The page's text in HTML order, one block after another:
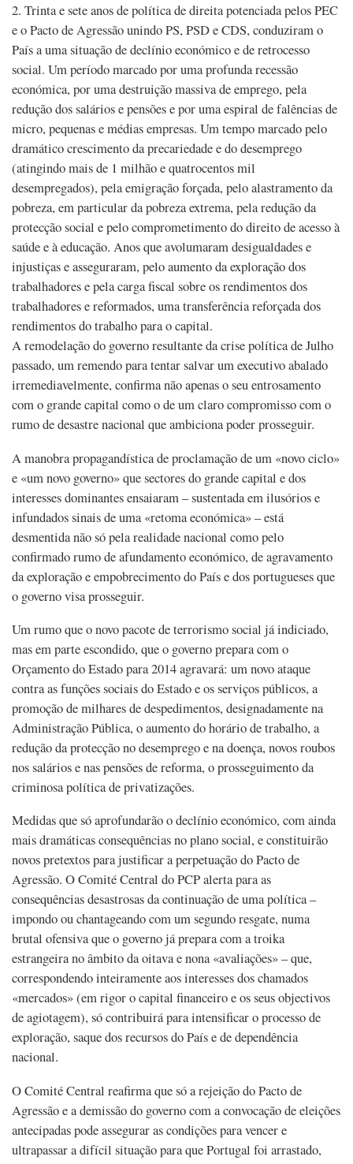
2. Trinta e sete anos de política de direita potenciada pelos PEC
e o Pacto de Agressão unindo PS, PSD e CDS, conduziram o
País a uma situação de declínio económico e de retrocesso
social. Um período marcado por uma profunda recessão
económica, por uma destruição massiva de emprego, pela
redução dos salários e pensões e por uma espiral de falências de
micro, pequenas e médias empresas. Um tempo marcado pelo
dramático crescimento da precariedade e do desemprego
(atingindo mais de 1 milhão e quatrocentos mil
desempregados), pela emigração forçada, pelo alastramento da
pobreza, em particular da pobreza extrema, pela redução da
protecção social e pelo comprometimento do direito de acesso à
saúde e à educação. Anos que avolumaram desigualdades e
injustiças e asseguraram, pelo aumento da exploração dos
trabalhadores e pela carga fiscal sobre os rendimentos dos
trabalhadores e reformados, uma transferência reforçada dos
rendimentos do trabalho para o capital.
A remodelação do governo resultante da crise política de Julho
passado, um remendo para tentar salvar um executivo abalado
irremediavelmente, confirma não apenas o seu entrosamento
com o grande capital como o de um claro compromisso com o
rumo de desastre nacional que ambiciona poder prosseguir.
A manobra propagandística de proclamação de um «novo ciclo»
e «um novo governo» que sectores do grande capital e dos
interesses dominantes ensaiaram – sustentada em ilusórios e
infundados sinais de uma «retoma económica» – está
desmentida não só pela realidade nacional como pelo
confirmado rumo de afundamento económico, de agravamento
da exploração e empobrecimento do País e dos portugueses que
o governo visa prosseguir.
Um rumo que o novo pacote de terrorismo social já indiciado,
mas em parte escondido, que o governo prepara com o
Orçamento do Estado para 2014 agravará: um novo ataque
contra as funções sociais do Estado e os serviços públicos, a
promoção de milhares de despedimentos, designadamente na
Administração Pública, o aumento do horário de trabalho, a
redução da protecção no desemprego e na doença, novos roubos
nos salários e nas pensões de reforma, o prosseguimento da
criminosa política de privatizações.
Medidas que só aprofundarão o declínio económico, com ainda
mais dramáticas consequências no plano social, e constituirão
novos pretextos para justificar a perpetuação do Pacto de
Agressão. O Comité Central do PCP alerta para as
consequências desastrosas da continuação de uma política –
impondo ou chantageando com um segundo resgate, numa
brutal ofensiva que o governo já prepara com a troika
estrangeira no âmbito da oitava e nona «avaliações» – que,
correspondendo inteiramente aos interesses dos chamados
«mercados» (em rigor o capital financeiro e os seus objectivos
de agiotagem), só contribuirá para intensificar o processo de
exploração, saque dos recursos do País e de dependência
nacional.
O Comité Central reafirma que só a rejeição do Pacto de
Agressão e a demissão do governo com a convocação de eleições
antecipadas pode assegurar as condições para vencer e
ultrapassar a difícil situação para que Portugal foi arrastado,